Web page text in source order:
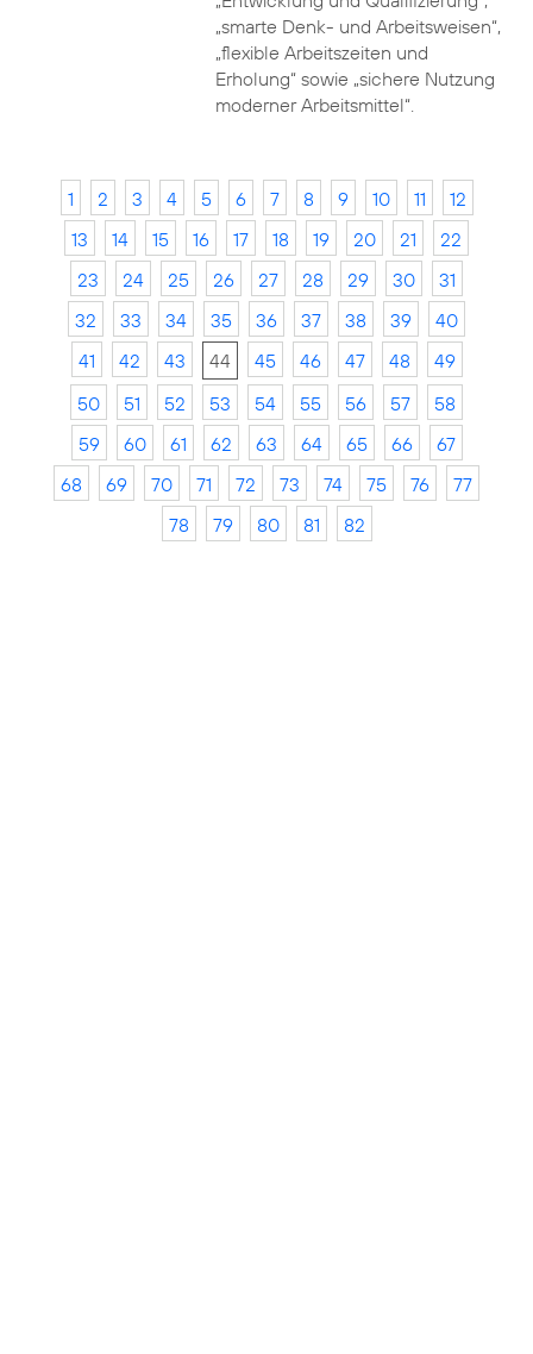
„smarte Denk- und Arbeitsweisen“,
„flexible Arbeitszeiten und
Erholung“ sowie „sichere Nutzung
moderner Arbeitsmittel“.
1 2 3 4 5 6 7 8 9 10 11
12
13
14 15 16 17 18 19 20 21
22
23
24 25 26 27 28 29 30
31
32
33 34 35 36 37 38 39
40
41
42 43 44 45 46 47 48
49
50
51 52 53 54 55 56 57
58
59
60 61 62 63 64 65 66
67
68
69 70 71 72 73 74 75 76
77
78
79 80 81 82